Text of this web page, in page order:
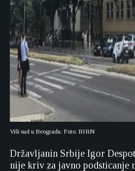
Viši sud u Beogradu. Foto: BIRN
Državljanin Srbije Igor
nije kriv za javno podsticanje